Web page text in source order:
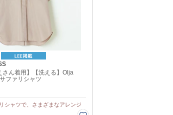
さん着用】【洗える】Olja
ファリシャツ
シャツで、さまざまなアレンジ